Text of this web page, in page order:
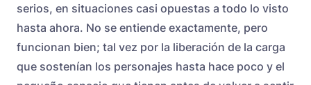
serios, en situaciones casi opuestas a todo lo visto
hasta ahora. No se entiende exactamente, pero
funcionan bien; tal vez por la liberación de la carga
que sostenían los personajes hasta hace poco y el